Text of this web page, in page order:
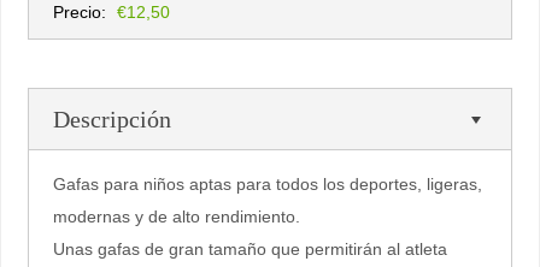
Precio: €12,50
Descripción
Gafas para niños aptas para todos los deportes, ligeras,
modernas y de alto rendimiento.
Unas gafas de gran tamaño que permitirán al atleta